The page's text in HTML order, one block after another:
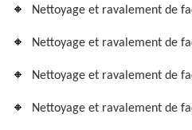
Nettoyage et ravalement de
Nettoyage et ravalement de
Nettoyage et ravalement de
Nettoyage et ravalement de